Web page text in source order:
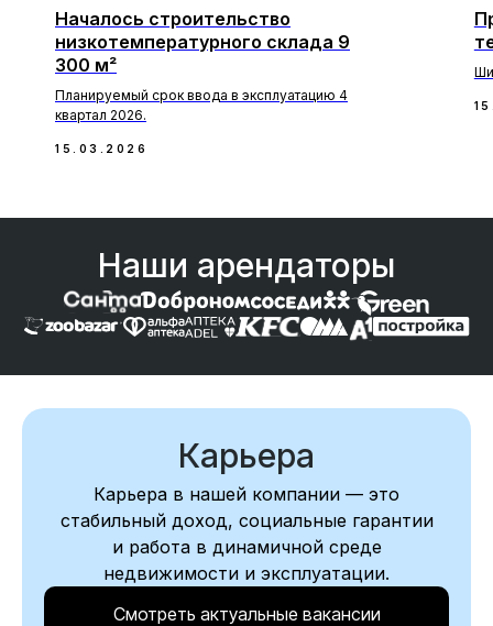
Началось строительство
низкотемпературного склада 9
300 м²
Планируемый срок ввода в эксплуатацию 4
квартал 2026.
15.03.2026
Наши арендаторы
Карьера
Карьера в нашей компании — это
стабильный доход, социальные гарантии
и работа в динамичной среде
недвижимости и эксплуатации.
Смотреть актуальные вакансии